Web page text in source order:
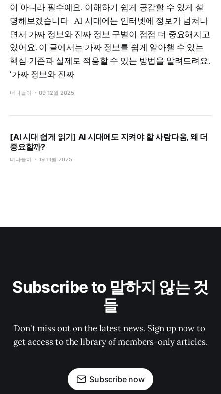
이 아니라 필수예요. 이해하기 쉽게 공감할 수 있게 설
명해보겠습니다 AI 시대에는 인터넷에 정보가 넘쳐나
면서 가짜 정보와 진짜 정보 구별이 점점 더 중요해지고
있어요. 이 글에서는 가짜 정보를 쉽게 알아챌 수 있는
핵심 기준과 실제로 적용할 수 있는 방법을 알려드려요.
‘가짜 정보와 진짜
너나들이 09 12월 2025
[AI 시대 쉽게 읽기] AI 시대에도 지켜야 할 사람다움, 왜 더
중요할까?
너나들이 19 11월 2025
Subscribe to 말하지 않는 것
들
Don't miss out on the latest news. Sign up now to
get access to the library of members-only articles.
Subscribe now